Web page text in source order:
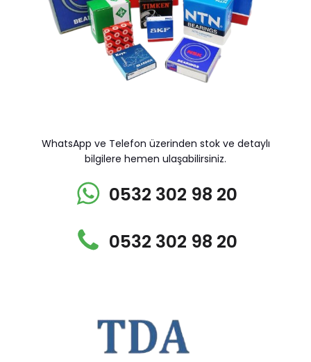
WhatsApp ve Telefon üzerinden stok ve detaylı
bilgilere hemen ulaşabilirsiniz.
0532 302 98 20
0532 302 98 20